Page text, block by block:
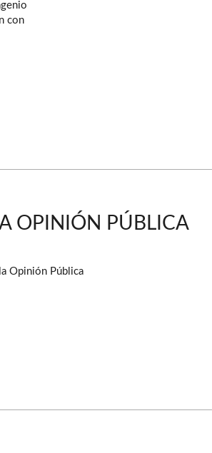
con
OPINIÓN PÚBLICA
Opinión Pública